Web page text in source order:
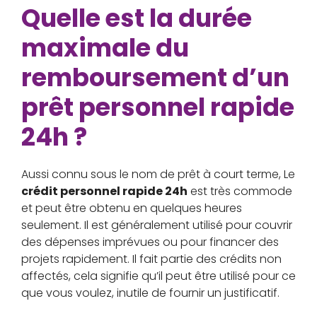
Quelle est la durée
maximale du
remboursement d’un
prêt personnel rapide
24h ?
Aussi connu sous le nom de prêt à court terme, Le
crédit personnel rapide 24h est très commode
et peut être obtenu en quelques heures
seulement. Il est généralement utilisé pour couvrir
des dépenses imprévues ou pour financer des
projets rapidement. Il fait partie des crédits non
affectés, cela signifie qu’il peut être utilisé pour ce
que vous voulez, inutile de fournir un justificatif.